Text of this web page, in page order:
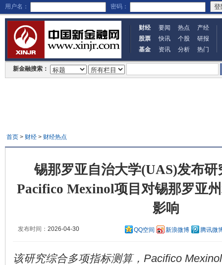
用户名： 密码：
财经 要闻 热点
产经
股票
快讯 个股
研报
基金
资讯 分析 热门
新金融搜索：
首页> 财经> 财经热点
锡那罗亚自治大学(UAS)发布
Pacifico Mexinol项目对锡那罗亚
影响
发布时间： 2026-04-30 QQ空间 新浪微博 腾讯微
该研究综合多项指标测算，Pacifico